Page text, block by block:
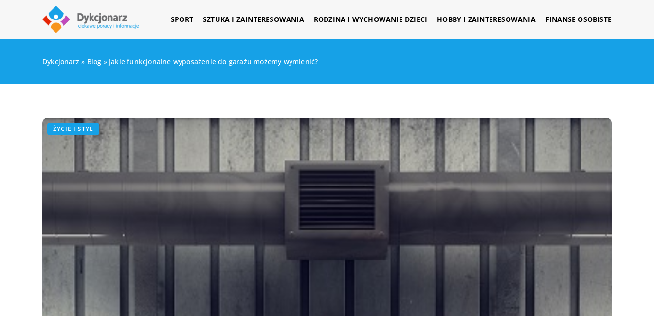
SPORT SZTUKA I ZAINTERESOWANIA RODZINA I WYCHOWANIE DZIECI HOBBY I ZAINTERESOWANIA FINANSE OSOBISTE
Dykcjonarz » Blog » Jakie funkcjonalne wyposażenie do garażu możemy wymienić?
ŻYCIE I STYL